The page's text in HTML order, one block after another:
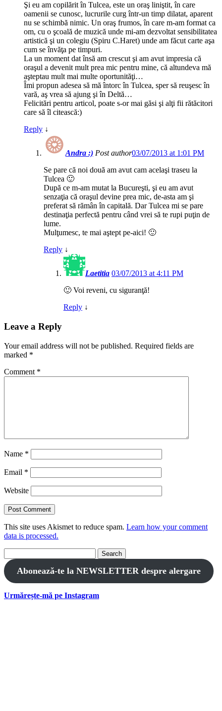
Şi eu am copilărit în Tulcea, este un oraş liniştit, în care
oamenii se cunosc, lucrurile curg într-un timp dilatat, aparent
nu se schimbă nimic. Un oraş frumos, în care m-am format ca
om, cu o şcoală de muzică unde mi-am dezvoltat sensibilitatea
artistică şi un colegiu (Spiru C.Haret) unde am făcut carte aşa
cum se învăţa pe timpuri.
La un moment dat însă am crescut şi am avut impresia că
oraşul a devenit mult prea mic pentru mine, că altundeva mă
aşteptau mult mai multe oportunităţi…
Îmi propun adesea să mă întorc în Tulcea, sper să reuşesc în
vară, aş vrea să ajung şi în Deltă…
Felicitări pentru articol, poate s-or mai găsi şi alţi fii rătăcitori
care să îl citească:)
Reply ↓
Andra :) Post author03/07/2013 at 1:01 PM
Se pare că noi două am avut cam acelaşi traseu la
Tulcea 🙂
După ce m-am mutat la Bucureşti, şi eu am avut
senzaţia că oraşul devine prea mic, de-asta am şi
preferat să rămân în capitală. Dar Tulcea mi se pare
destinaţia perfectă pentru când vrei să te rupi puţin de
lume.
Mulţumesc, te mai aştept pe-aici! 🙂
Reply ↓
Laetitia 03/07/2013 at 4:11 PM
🙂 Voi reveni, cu siguranţă!
Reply ↓
Leave a Reply
Your email address will not be published. Required fields are
marked *
Comment *
Name *
Email *
Website
This site uses Akismet to reduce spam. Learn how your comment
data is processed.
for:
Abonează-te la NEWSLETTER despre alergare
Urmărește-mă pe Instagram